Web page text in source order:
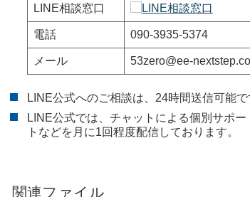
LINE相談窓口
電話 090-3935-5374
メール 53zero@ee-
LINE公式へのご相談は、24時間送信可能
LINE公式では、チャットによる個別サポ
トなどを月に1回程度配信しております。
関連ファイル